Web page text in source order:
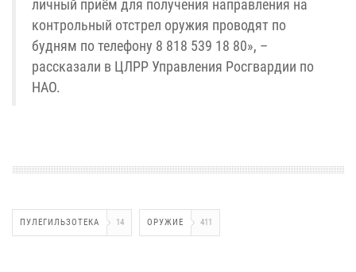
личный приём для получения направления на
контрольный отстрел оружия проводят по
будням по телефону 8 818 539 18 80», –
рассказали в ЦЛРР Управления Росгвардии по
НАО.
ПУЛЕГИЛЬЗОТЕКА 14 ОРУЖИЕ 411